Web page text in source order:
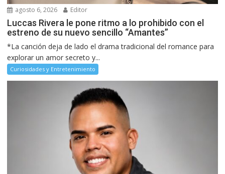
agosto 6, 2026 Editor
Luccas Rivera le pone ritmo a lo prohibido con el
estreno de su nuevo sencillo “Amantes”
*La canción deja de lado el drama tradicional del romance para
explorar un amor secreto y...
Curiosidades y Entretenimiento